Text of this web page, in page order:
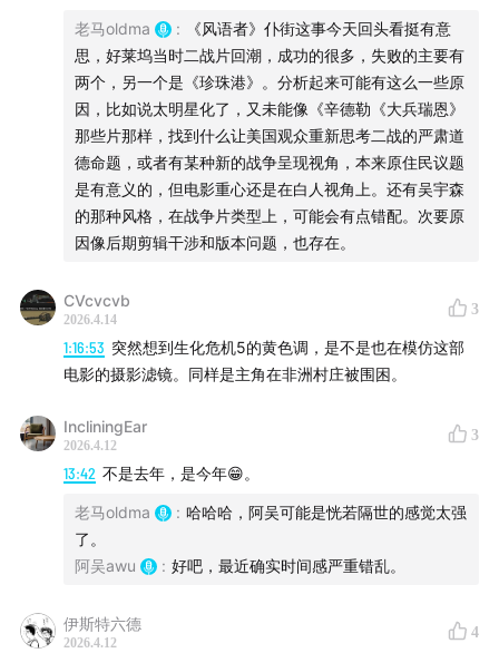
艺术和艺术家哪个更伟大？
古典式的作者论
《黑鹰坠落》是新的感知结构
它是关于一种特殊的生命形态
下一期聊《谍影重重》全系列
推荐关注：
电影巨辩付费专辑：
联系：
老马oldma :
《风语者》仆街这事今天回头看挺有意
思，好莱坞当时二战片回潮，成功的很多，失败的主要有
两个，另一个是《珍珠港》。分析起来可能有这么一些原
因，比如说太明星化了，又未能像《辛德勒《大兵瑞恩》
那些片那样，找到什么让美国观众重新思考二战的严肃道
德命题，或者有某种新的战争呈现视角，本来原住民议题
是有意义的，但电影重心还是在白人视角上。还有吴宇森
的那种风格，在战争片类型上，可能会有点错配。次要原
因像后期剪辑干涉和版本问题，也存在。
CVcvcvb
2026.4.14
3
1:16:53 突然想到生化危机5的黄色调，是不是也在模仿这部
电影的摄影滤镜。同样是主角在非洲村庄被围困。
IncliningEar
2026.4.12
3
13:42 不是去年，是今年😁。
老马oldma : 哈哈哈，阿吴可能是恍若隔世的感觉太强
了。
阿吴awu
: 好吧，最近确实时间感严重错乱。
伊斯特六德
2026.4.12
4